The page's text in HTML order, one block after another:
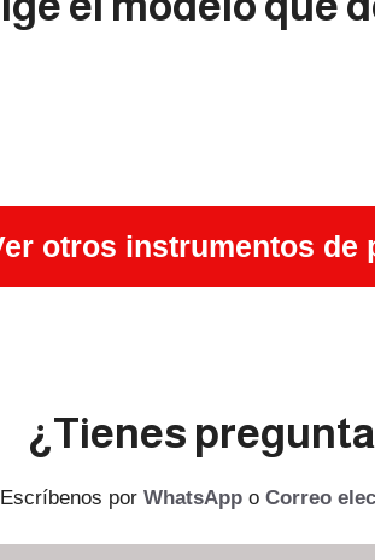
otros instrumentos de
¿Tienes
Escríbenos por WhatsApp o Correo